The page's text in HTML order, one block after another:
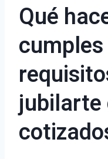
Qué
jubilarte